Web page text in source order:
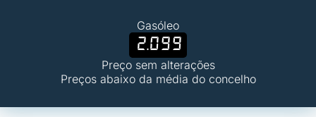
Gasóleo
2.099
Preço sem alterações
Preços abaixo da média do concelho